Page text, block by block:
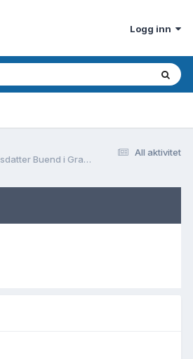
Logg inn
All aktivitet
Fra Gransherad, Telemark til Andebu, Vestfold. Var Kittil Olsen ( født ca. 1753 ) og Ragnhild Olsdatter ( født ca. 1762 ) barn av Ole Kittilsen Moen fra Tind sogn og Aslaug Nielsdatter Buend i Gransherad? Og hvor ble de to barna født?